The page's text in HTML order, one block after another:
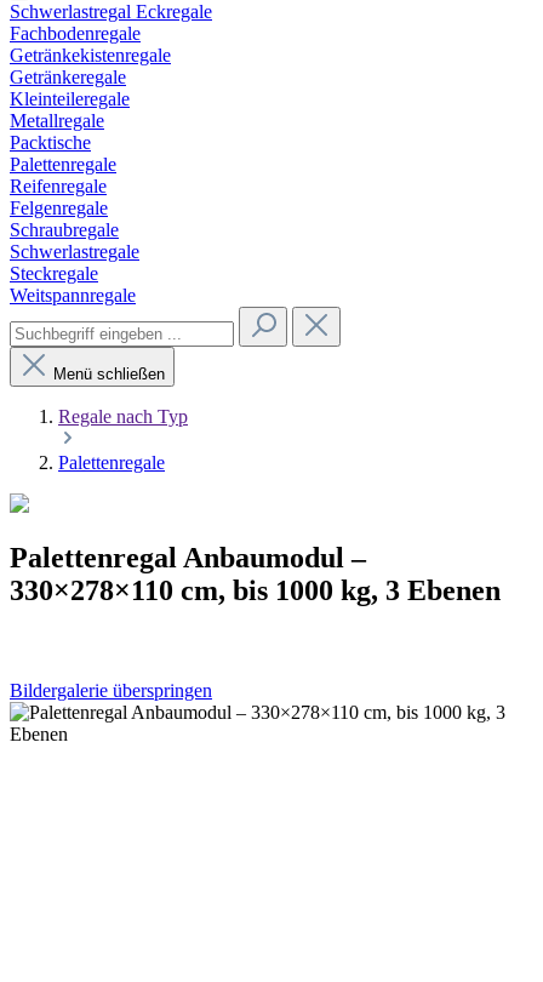
Schwerlastregal Eckregale
Fachbodenregale
Getränkekistenregale
Getränkeregale
Kleinteileregale
Metallregale
Packtische
Palettenregale
Reifenregale
Felgenregale
Schraubregale
Schwerlastregale
Steckregale
Weitspannregale
Menü schließen
Regale nach Typ
Palettenregale
Palettenregal Anbaumodul –
330×278×110 cm, bis 1000 kg, 3 Ebenen
Bildergalerie überspringen